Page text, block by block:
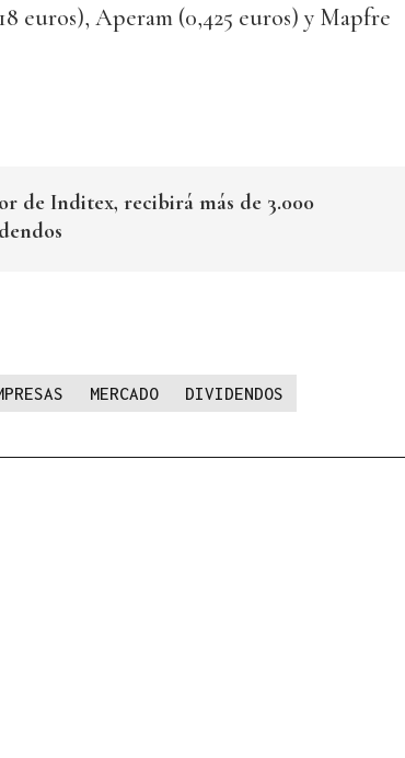
euros), Aperam (0,425 euros) y Mapfre
de Inditex, recibirá más de 3.000
MERCADO DIVIDENDOS